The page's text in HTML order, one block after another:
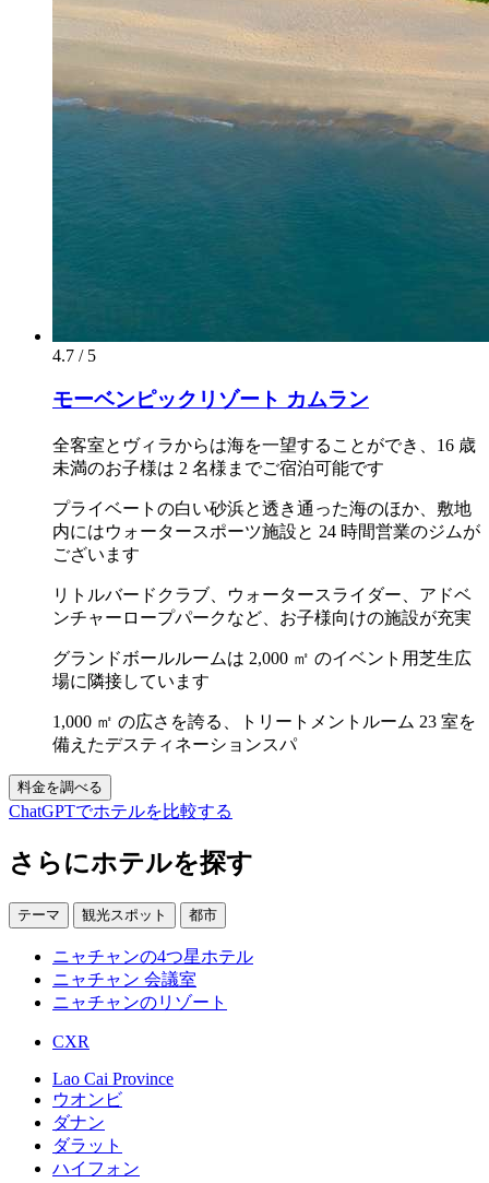
4.7 / 5
モーベンピックリゾート カムラン
全客室とヴィラからは海を一望することができ、16 歳
未満のお子様は 2 名様までご宿泊可能です
プライベートの白い砂浜と透き通った海のほか、敷地
内にはウォータースポーツ施設と 24 時間営業のジムが
ございます
リトルバードクラブ、ウォータースライダー、アドベ
ンチャーロープパークなど、お子様向けの施設が充実
グランドボールルームは 2,000 ㎡ のイベント用芝生広
場に隣接しています
1,000 ㎡ の広さを誇る、トリートメントルーム 23 室を
備えたデスティネーションスパ
料金を調べる
ChatGPTでホテルを比較する
さらにホテルを探す
テーマ 観光スポット 都市
ニャチャンの4つ星ホテル
ニャチャン 会議室
ニャチャンのリゾート
CXR
Lao Cai Province
ウオンビ
ダナン
ダラット
ハイフォン